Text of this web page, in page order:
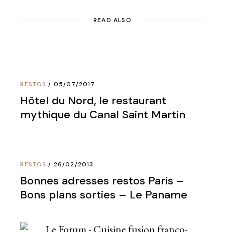
READ ALSO
RESTOS 05/07/2017
Hôtel du Nord, le restaurant
mythique du Canal Saint Martin
RESTOS 26/02/2013
Bonnes adresses restos Paris –
Bons plans sorties – Le Paname